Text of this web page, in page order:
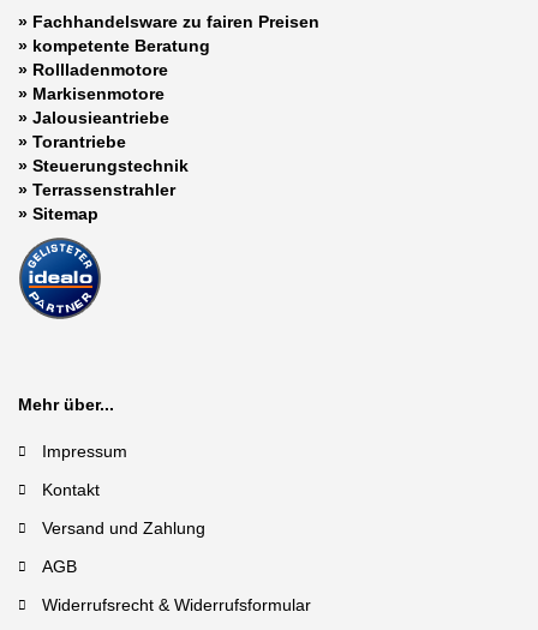
» Fachhandelsware zu fairen Preisen
» kompetente Beratung
» Rollladenmotore
» Markisenmotore
» Jalousieantriebe
» Torantriebe
» Steuerungstechnik
» Terrassenstrahler
» Sitemap
Mehr über...
Impressum
Kontakt
Versand und Zahlung
AGB
Widerrufsrecht & Widerrufsformular